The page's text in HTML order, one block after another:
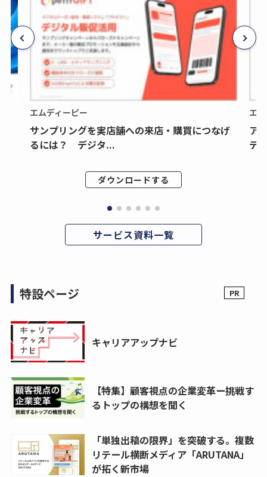
エムディーピー
サンプリングを実店舗への来店・購買につなげ
るには？ デジタ...
ダウンロードする
エ
ア
デ
サービス資料一覧
特設ページ
キャリアアップナビ
【特集】顧客視点の企業変革ー挑戦す
るトップの構想を聞く
「単独出稿の限界」を突破する。複数
リテール横断メディア「ARUTANA」
が拓く新市場